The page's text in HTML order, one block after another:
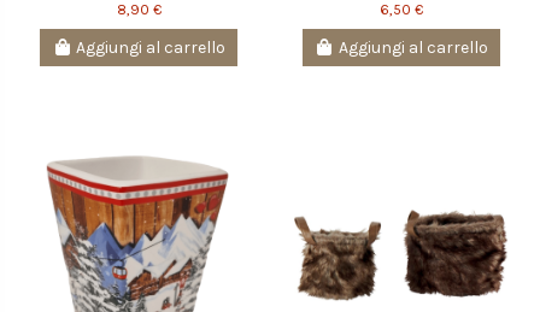
8,90 €
Aggiungi al carrello
6,50 €
Aggiungi al carrello